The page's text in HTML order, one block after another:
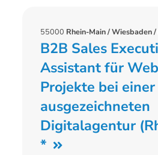
55000 Rhein-Main / Wiesbaden /
B2B Sales
Assistant für
Projekte bei einer
ausgezeichneten
Digitalagentur
*